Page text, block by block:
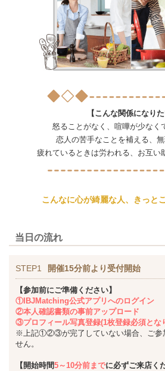
【こんな関係になりた
怒ることがなく、喧嘩が少なく
恋人の苦手なことを補える、
疲れているときは労われる、お互い
こんなに心が綺麗な人、きっと
当日の流れ
STEP1 開催15分前より受付開始
【参加前にご準備ください】
①IBJMatching公式アプリへのログイン
②本人確認書類の事前アップロード
③プロフィール写真登録(1枚登録必須とな
※上記①②③が完了していない場合、ご参
せん。
【開始時間5～10分前までに必ずご来店く